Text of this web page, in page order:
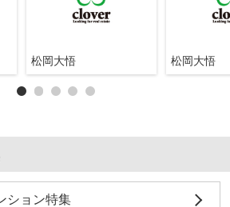
松岡大悟 松岡大悟
ション特集